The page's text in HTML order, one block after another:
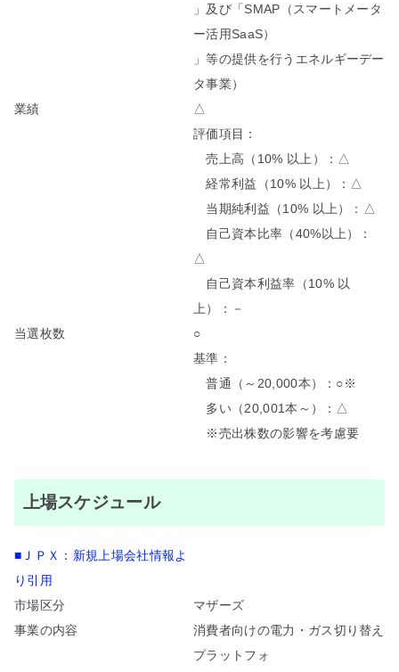
」及び「SMAP（スマートメータ
ー活用SaaS）
」等の提供を行うエネルギーデー
タ事業）
業績
△
評価項目：
売上高（10% 以上）：△
経常利益（10% 以上）：△
当期純利益（10% 以上）：△
自己資本比率（40%以上）：
△
自己資本利益率（10% 以
上）：－
当選枚数
○
基準：
普通（～20,000本）：○※
多い（20,001本～）：△
※売出株数の影響を考慮要
上場スケジュール
■ＪＰＸ：新規上場会社情報よ
り引用
市場区分
マザーズ
事業の内容
消費者向けの電力・ガス切り替え
プラットフォ